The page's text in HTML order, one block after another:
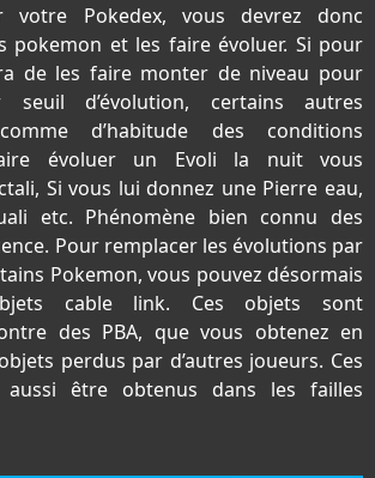
votre Pokedex, vous devrez donc
pokemon et les faire évoluer. Si pour
de les faire monter de niveau pour
seuil d’évolution, certains autres
d’habitude des conditions
évoluer un Evoli la nuit vous
Si vous lui donnez une Pierre eau,
etc. Phénomène bien connu des
Pour remplacer les évolutions par
Pokemon, vous pouvez désormais
cable link. Ces objets sont
des PBA, que vous obtenez en
perdus par d’autres joueurs. Ces
aussi être obtenus dans les failles